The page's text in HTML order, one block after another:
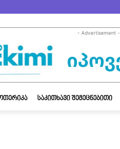
- Advertisement -
ᲡᲐᲙᲘᲗᲮᲐᲕᲘ ᲨᲔᲛᲔᲪᲜᲔᲑᲘᲗᲘ